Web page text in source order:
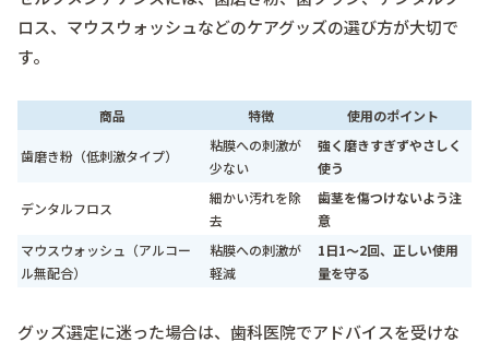
ロス、マウスウォッシュなどのケアグッズの選び方が大切で
す。
商品 特徴 使用のポイント
歯磨き粉（低刺激タイプ）
粘膜への刺激が
少ない
強く磨きすぎずやさしく
使う
デンタルフロス
細かい汚れを除
去
歯茎を傷つけないよう注
意
マウスウォッシュ（アルコー
ル無配合）
粘膜への刺激が
軽減
1日1～2回、正しい使用
量を守る
グッズ選定に迷った場合は、歯科医院でアドバイスを受けな